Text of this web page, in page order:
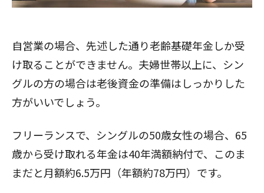
自営業の場合、先述した通り老齢基礎年金しか受
け取ることができません。夫婦世帯以上に、シン
グルの方の場合は老後資金の準備はしっかりした
方がいいでしょう。
フリーランスで、シングルの50歳女性の場合、65
歳から受け取れる年金は40年満額納付で、このま
まだと月額約6.5万円（年額約78万円）です。